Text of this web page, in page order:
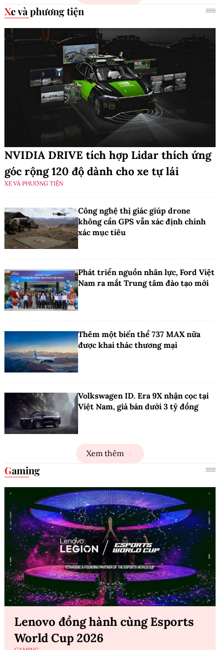
Xe và phương tiện
NVIDIA DRIVE tích hợp Lidar thích ứng
góc rộng 120 độ dành cho xe tự lái
XE VÀ PHƯƠNG TIỆN
Công nghệ thị giác giúp drone
không cần GPS vẫn xác định chính
xác mục tiêu
Phát triển nguồn nhân lực, Ford Việt
Nam ra mắt Trung tâm đào tạo mới
Thêm một biến thể 737 MAX nữa
được khai thác thương mại
Volkswagen ID. Era 9X nhận cọc tại
Việt Nam, giá bán dưới 3 tỷ đồng
Xem thêm
Gaming
Lenovo đồng hành cùng Esports
World Cup 2026